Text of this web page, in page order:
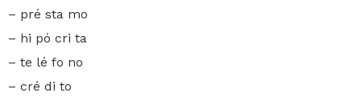
– pré sta mo
– hi pó cri ta
– te lé fo no
– cré di to